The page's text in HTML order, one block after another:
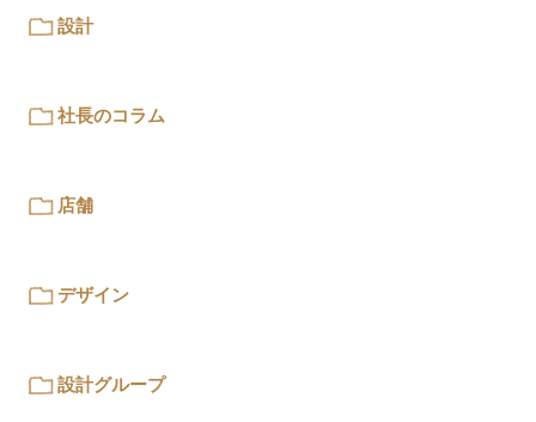
設計
社長のコラム
店舗
デザイン
設計グループ